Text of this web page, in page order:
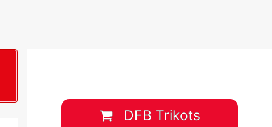
&
&
DFB Trikots